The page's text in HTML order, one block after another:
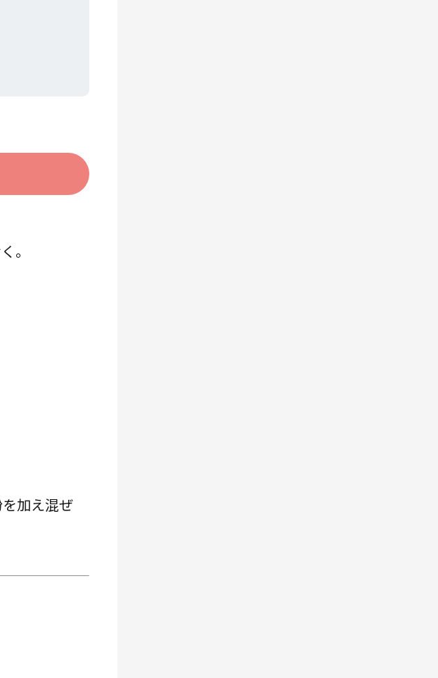
。
加え混ぜ